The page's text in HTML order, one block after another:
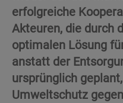
erfolgreiche
Akteuren, die durch
optimalen Lösung
anstatt der
ursprünglich
Umweltschutz